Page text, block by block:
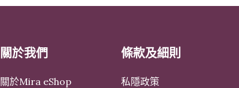
關於我們
關於Mira eShop
條款及細則
私隱政策